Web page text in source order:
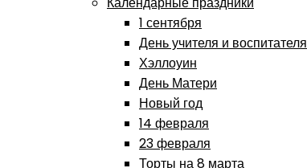
1 сентября
День учителя и воспитателя
Хэллоуин
День Матери
Новый год
14 февраля
23 февраля
Торты на 8 марта